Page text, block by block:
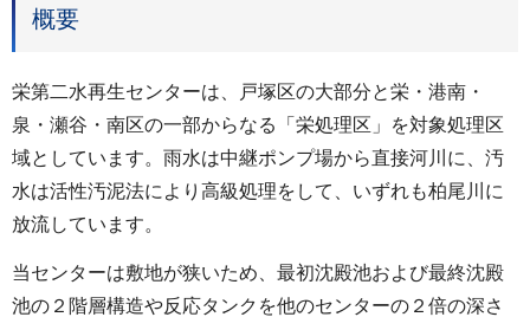
概要
栄第二水再生センターは、戸塚区の大部分と栄・港南・
泉・瀬谷・南区の一部からなる「栄処理区」を対象処理区
域としています。雨水は中継ポンプ場から直接河川に、汚
水は活性汚泥法により高級処理をして、いずれも柏尾川に
放流しています。
当センターは敷地が狭いため、最初沈殿池および最終沈殿
池の２階層構造や反応タンクを他のセンターの２倍の深さ